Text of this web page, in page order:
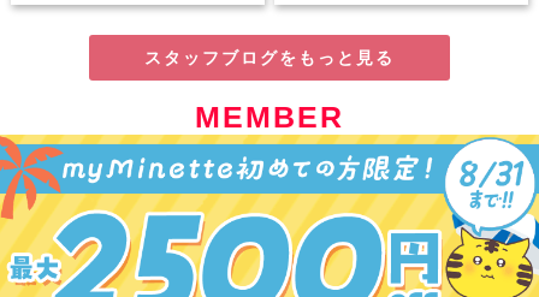
スタッフブログをもっと見る
MEMBER